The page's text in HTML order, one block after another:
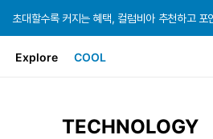
초대할수록 커지는 혜택, 컬럼비아 추천하고 포
초대할수록 커지는 혜택, 컬럼비아 추천하고 포
초대할수록 커지는 혜택, 컬럼비아 추천하고 포
Explore COOL
TECHNOLOGY